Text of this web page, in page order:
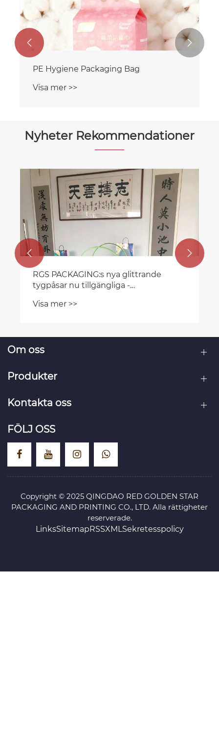
PE Laminerad Pad förpackningspåse
Visa mer >>
 
Nyheter Rekommendationer
RGS PACKAGING:s nya glänsande PP-
och PP-laminerade presentpåsar nu
tillgängliga
Visa mer >>
 
Om oss
Produkter
Kontakta oss
FÖLJ OSS
Copyright © 2025 QINGDAO RED GOLDEN STAR
PACKAGING AND PRINTING CO., LTD. Alla rättigheter
reserverade.
LinksSitemapRSSXML Sekretesspolicy